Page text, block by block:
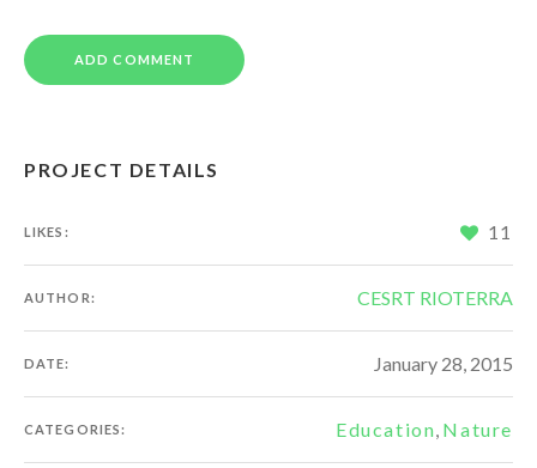
PROJECT DETAILS
LIKES: 11
AUTHOR: CESRT RIOTERRA
DATE: January 28, 2015
CATEGORIES: Education, Nature